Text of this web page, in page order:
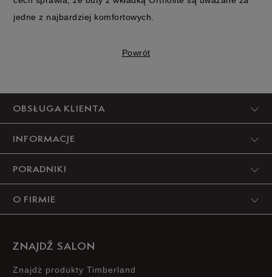
jedne z najbardziej komfortowych.
Powrót
OBSŁUGA KLIENTA
INFORMACJE
PORADNIKI
O FIRMIE
ZNAJDŹ SALON
Znajdż produkty Timberland